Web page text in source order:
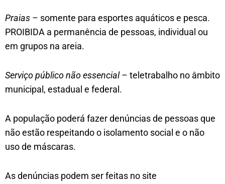
Praias – somente para esportes aquáticos e pesca.
PROIBIDA a permanência de pessoas, individual ou
em grupos na areia.
Serviço público não essencial– teletrabalho no âmbito
municipal, estadual e federal.
A população poderá fazer denúncias de pessoas que
não estão respeitando o isolamento social e o não
uso de máscaras.
As denúncias podem ser feitas no site